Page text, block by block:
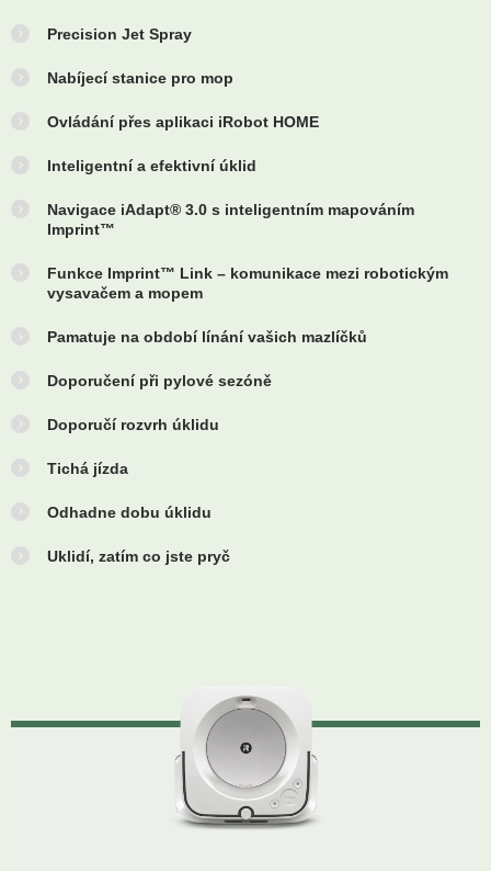
Precision Jet Spray
Nabíjecí stanice pro mop
Ovládání přes aplikaci iRobot HOME
Inteligentní a efektivní úklid
Navigace iAdapt® 3.0 s inteligentním mapováním
Imprint™
Funkce Imprint™ Link – komunikace mezi robotickým
vysavačem a mopem
Pamatuje na období línání vašich mazlíčků
Doporučení při pylové sezóně
Doporučí rozvrh úklidu
Tichá jízda
Odhadne dobu úklidu
Uklidí, zatím co jste pryč